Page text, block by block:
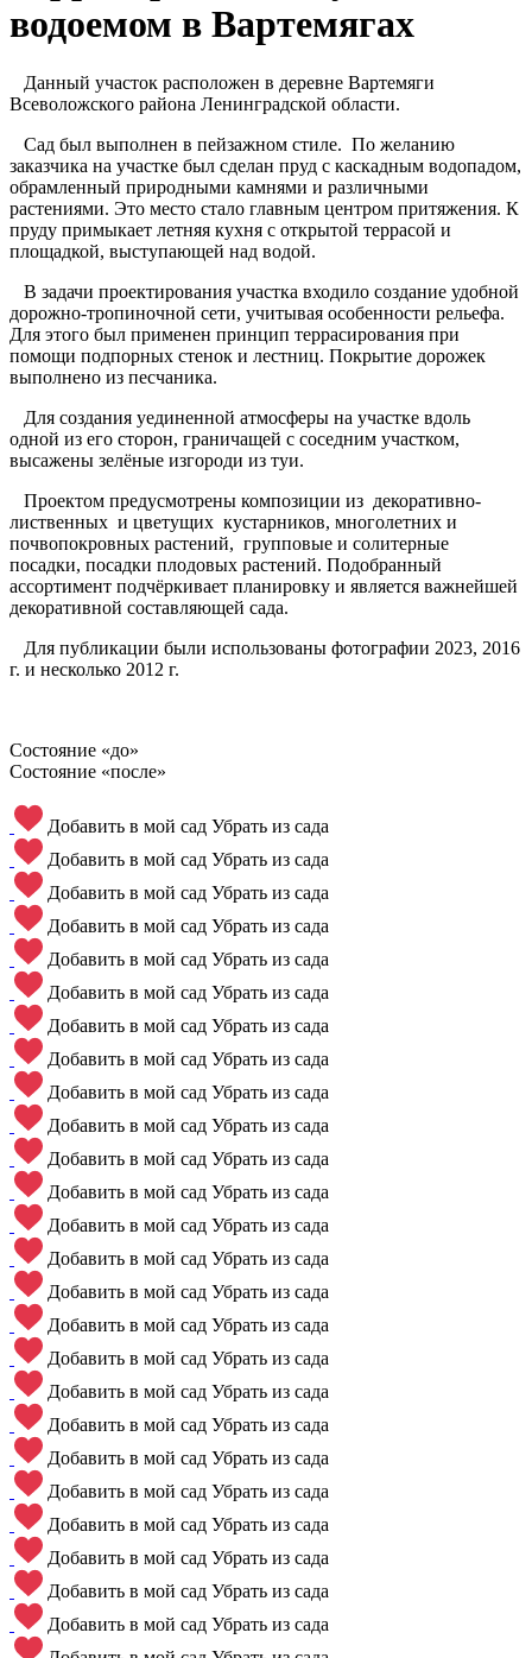
водоемом в Вартемягах
Данный участок расположен в деревне Вартемяги
Всеволожского района Ленинградской области.
Сад был выполнен в пейзажном стиле. По желанию
заказчика на участке был сделан пруд с каскадным водопадом,
обрамленный природными камнями и различными
растениями. Это место стало главным центром притяжения. К
пруду примыкает летняя кухня с открытой террасой и
площадкой, выступающей над водой.
В задачи проектирования участка входило создание удобной
дорожно-тропиночной сети, учитывая особенности рельефа.
Для этого был применен принцип террасирования при
помощи подпорных стенок и лестниц. Покрытие дорожек
выполнено из песчаника.
Для создания уединенной атмосферы на участке вдоль
одной из его сторон, граничащей с соседним участком,
высажены зелёные изгороди из туи.
Проектом предусмотрены композиции из декоративно-
лиственных и цветущих кустарников, многолетних и
почвопокровных растений, групповые и солитерные
посадки, посадки плодовых растений. Подобранный
ассортимент подчёркивает планировку и является важнейшей
декоративной составляющей сада.
Для публикации были использованы фотографии 2023, 2016
г. и несколько 2012 г.
Состояние «до»
Состояние «после»
Добавить в мой сад Убрать из сада
Добавить в мой сад Убрать из сада
Добавить в мой сад Убрать из сада
Добавить в мой сад Убрать из сада
Добавить в мой сад Убрать из сада
Добавить в мой сад Убрать из сада
Добавить в мой сад Убрать из сада
Добавить в мой сад Убрать из сада
Добавить в мой сад Убрать из сада
Добавить в мой сад Убрать из сада
Добавить в мой сад Убрать из сада
Добавить в мой сад Убрать из сада
Добавить в мой сад Убрать из сада
Добавить в мой сад Убрать из сада
Добавить в мой сад Убрать из сада
Добавить в мой сад Убрать из сада
Добавить в мой сад Убрать из сада
Добавить в мой сад Убрать из сада
Добавить в мой сад Убрать из сада
Добавить в мой сад Убрать из сада
Добавить в мой сад Убрать из сада
Добавить в мой сад Убрать из сада
Добавить в мой сад Убрать из сада
Добавить в мой сад Убрать из сада
Добавить в мой сад Убрать из сада